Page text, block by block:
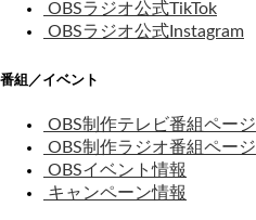
OBSラジオ公式TikTok
OBSラジオ公式Instagram
番組／イベント
OBS制作テレビ番組ページ
OBS制作ラジオ番組ページ
OBSイベント情報
キャンペーン情報